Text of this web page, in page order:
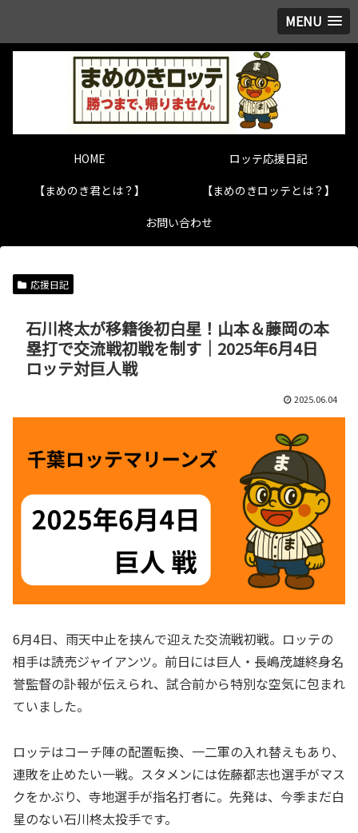
MENU
HOME
ロッテ応援日記
【まめのき君とは？】
【まめのきロッテとは？】
お問い合わせ
応援日記
石川柊太が移籍後初白星！山本＆藤岡の本
塁打で交流戦初戦を制す｜2025年6月4日
ロッテ対巨人戦
2025.06.04
6月4日、雨天中止を挟んで迎えた交流戦初戦。ロッテの
相手は読売ジャイアンツ。前日には巨人・長嶋茂雄終身名
誉監督の訃報が伝えられ、試合前から特別な空気に包まれ
ていました。
ロッテはコーチ陣の配置転換、一二軍の入れ替えもあり、
連敗を止めたい一戦。スタメンには佐藤都志也選手がマス
クをかぶり、寺地選手が指名打者に。先発は、今季まだ白
星のない石川柊太投手です。